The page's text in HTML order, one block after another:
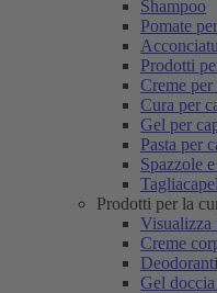
Shampoo
Pomate
Prodotti
Creme per
Cura per
Gel per
Pasta per
Spazzole
Prodotti per la
Visualizza
Creme
Gel